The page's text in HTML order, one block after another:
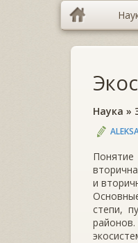
Наука »
и
степи,